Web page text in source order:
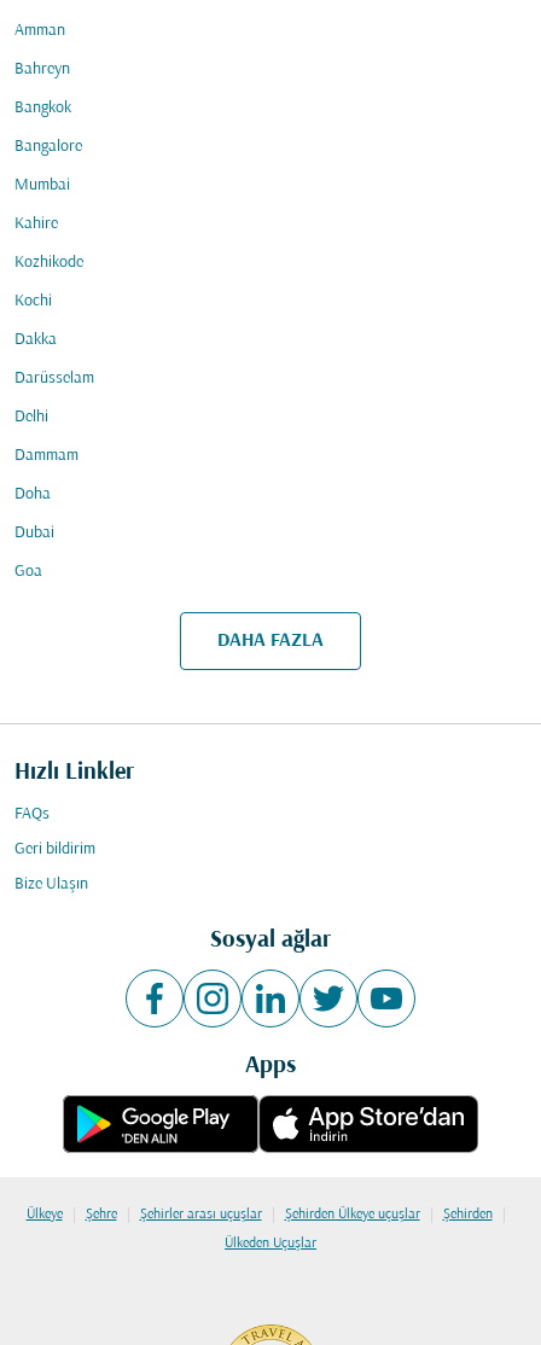
Amman
Bahreyn
Bangkok
Bangalore
Mumbai
Kahire
Kozhikode
Kochi
Dakka
Darüsselam
Delhi
Dammam
Doha
Dubai
Goa
DAHA FAZLA
Hızlı Linkler
FAQs
Geri bildirim
Bize Ulaşın
Sosyal ağlar
Apps
Ülkeye | Şehre | Şehirler arası uçuşlar | Şehirden Ülkeye uçuşlar | Şehirden |
Ülkeden Uçuşlar